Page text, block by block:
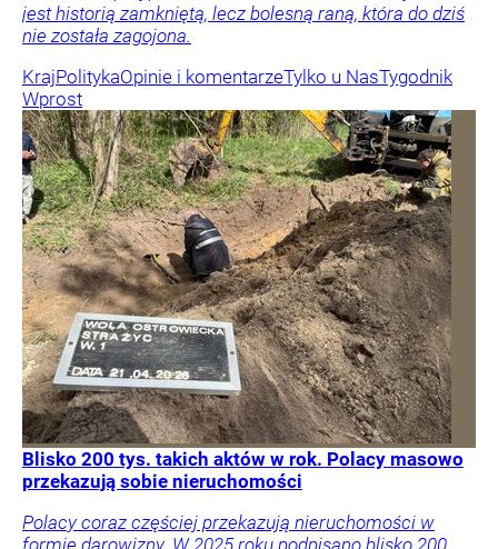
„Nie chodzi o zemstę”. Mocny apel w sprawie ofiar
rzezi wołyńskiej
W Buenos Aires potomkowie ofiar rzezi wołyńskiej
wciąż pokazują rodzinne zdjęcia i listy, wspominając
bliskich zamordowanych z niezwykłym okrucieństwem.
Ich dramat przypomina, że dla wielu rodzin Wołyń nie
jest historią zamkniętą, lecz bolesną raną, która do dziś
nie została zagojona.
KrajPolitykaOpinie i komentarzeTylko u NasTygodnik
Wprost